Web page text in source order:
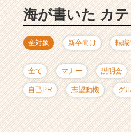
キ
ャ
リ
ア
（C
h
e
e
海が書いた カ
全対象 新卒向け 転職
全て マナー 説明会
自己PR 志望動機 グ